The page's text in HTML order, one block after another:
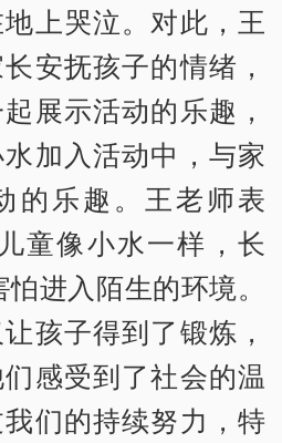
上哭泣。对此，王
安抚孩子的情绪，
展示活动的乐趣，
加入活动中，与家
的乐趣。王老师表
童像小水一样，长
怕进入陌生的环境。
孩子得到了锻炼，
感受到了社会的温
们的持续努力，特